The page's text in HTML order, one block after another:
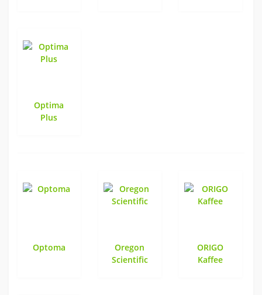
Optima
Plus
Optoma
Oregon
Scientific
ORIGO
Kaffee